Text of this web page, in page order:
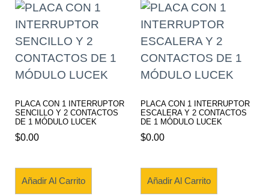
PLACA CON 1 INTERRUPTOR
SENCILLO Y 2 CONTACTOS
DE 1 MÓDULO LUCEK
$0.00
Añadir Al Carrito
PLACA CON 1 INTERRUPTOR
ESCALERA Y 2 CONTACTOS
DE 1 MÓDULO LUCEK
$0.00
Añadir Al Carrito